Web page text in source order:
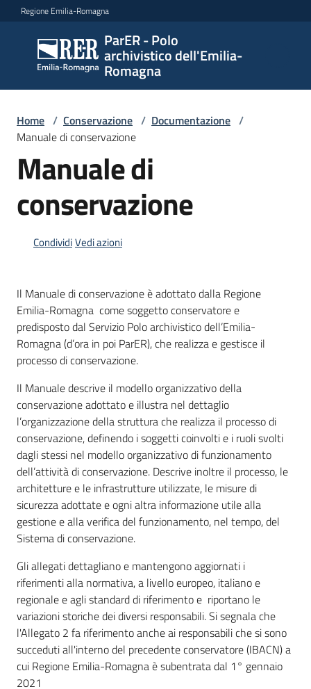
Vai al contenuto
Vai alla navigazione
Vai al footer
Regione Emilia-Romagna
ParER - Polo
archivistico dell'Emilia-
Romagna
ParER -
Polo
archivistico
Romagna
Polo
archivistico
Archivio
Conservazione
Argomenti
Contatti
Seguici
su
Home / Conservazione / Documentazione /
Manuale di conservazione
Manuale di
conservazione
CondividiVedi azioni
Il Manuale di conservazione è adottato dalla Regione
Emilia-Romagna come soggetto conservatore e
predisposto dal Servizio Polo archivistico dell’Emilia-
Romagna (d’ora in poi ParER), che realizza e gestisce il
processo di conservazione.
Il Manuale descrive il modello organizzativo della
conservazione adottato e illustra nel dettaglio
l’organizzazione della struttura che realizza il processo di
conservazione, definendo i soggetti coinvolti e i ruoli svolti
dagli stessi nel modello organizzativo di funzionamento
dell’attività di conservazione. Descrive inoltre il processo, le
architetture e le infrastrutture utilizzate, le misure di
sicurezza adottate e ogni altra informazione utile alla
gestione e alla verifica del funzionamento, nel tempo, del
Sistema di conservazione.
Gli allegati dettagliano e mantengono aggiornati i
riferimenti alla normativa, a livello europeo, italiano e
regionale e agli standard di riferimento e riportano le
variazioni storiche dei diversi responsabili. Si segnala che
l'Allegato 2 fa riferimento anche ai responsabili che si sono
succeduti all'interno del precedente conservatore (IBACN) a
cui Regione Emilia-Romagna è subentrata dal 1° gennaio
2021